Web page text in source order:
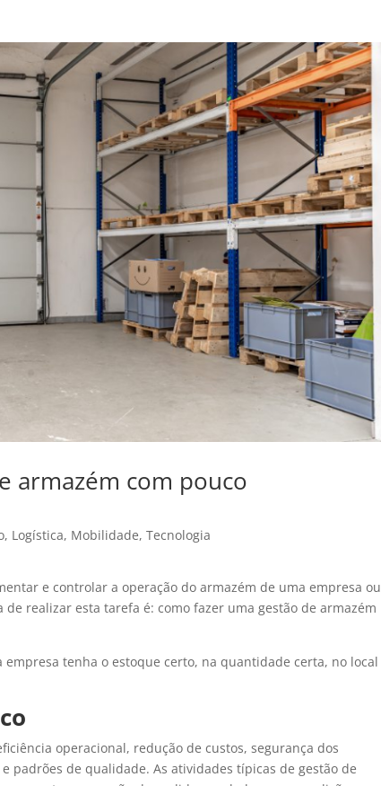
armazém com pouco
, Logística, Mobilidade,Tecnologia
e controlar a operação do armazém de uma empresa ou
realizar esta tarefa é: como fazer uma gestão de armazém
tenha o estoque certo, na quantidade certa, no local
operacional, redução de custos, segurança dos
padrões de qualidade. As atividades típicas de gestão de